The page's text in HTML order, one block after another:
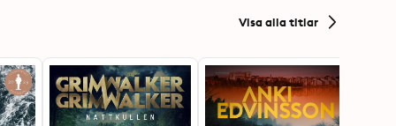
Visa alla titlar